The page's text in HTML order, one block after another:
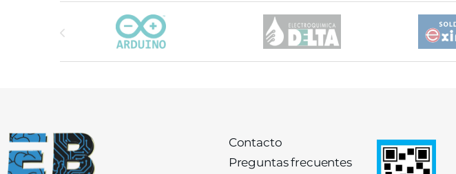
Carrusel de marcas
Contacto
Preguntas frecuentes